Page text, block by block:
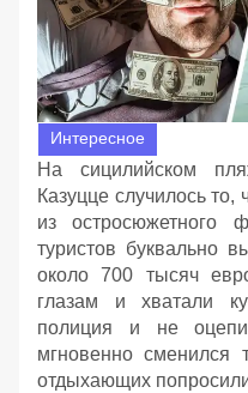
Интересное
На сицилийском
Казуцце случилось
из
туристов буквально
около 700 тысяч
глазам и хватали
полиция и не
мгновенно сменился
отдыхающих